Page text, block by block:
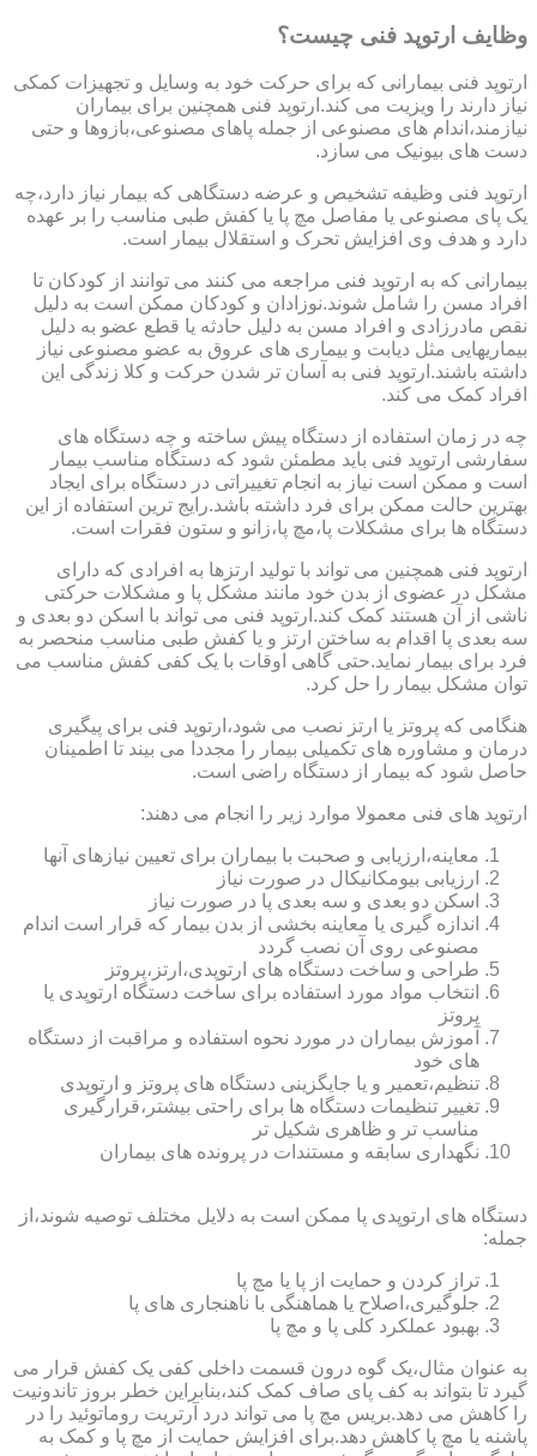
وظایف ارتوپد فنی چیست؟
ارتوپد فنی بیمارانی که برای حرکت خود به وسایل و تجهیزات کمکی
نیاز دارند را ویزیت می کند.ارتوپد فنی همچنین برای بیماران
نیازمند،اندام های مصنوعی از جمله پاهای مصنوعی،بازوها و حتی
دست های بیونیک می سازد.
ارتوپد فنی وظیفه تشخیص و عرضه دستگاهی که بیمار نیاز دارد،چه
یک پای مصنوعی یا مفاصل مچ پا یا کفش طبی مناسب را بر عهده
دارد و هدف وی افزایش تحرک و استقلال بیمار است.
بیمارانی که به ارتوپد فنی مراجعه می کنند می توانند از کودکان تا
افراد مسن را شامل شوند.نوزادان و کودکان ممکن است به دلیل
نقص مادرزادی و افراد مسن به دلیل حادثه یا قطع عضو به دلیل
بیماریهایی مثل دیابت و بیماری های عروق به عضو مصنوعی نیاز
داشته باشند.ارتوپد فنی به آسان تر شدن حرکت و کلا زندگی این
افراد کمک می کند.
چه در زمان استفاده از دستگاه پیش ساخته و چه دستگاه های
سفارشی ارتوپد فنی باید مطمئن شود که دستگاه مناسب بیمار
است و ممکن است نیاز به انجام تغییراتی در دستگاه برای ایجاد
بهترین حالت ممکن برای فرد داشته باشد.رایج ترین استفاده از این
دستگاه ها برای مشکلات پا،مچ پا،زانو و ستون فقرات است.
ارتوپد فنی همچنین می تواند با تولید ارتزها به افرادی که دارای
مشکل در عضوی از بدن خود مانند مشکل پا و مشکلات حرکتی
ناشی از آن هستند کمک کند.ارتوپد فنی می تواند با اسکن دو بعدی و
سه بعدی پا اقدام به ساختن ارتز و یا کفش طبی مناسب منحصر به
فرد برای بیمار نماید.حتی گاهی اوقات با یک کفی کفش مناسب می
توان مشکل بیمار را حل کرد.
هنگامی که پروتز یا ارتز نصب می شود،ارتوپد فنی برای پیگیری
درمان و مشاوره های تکمیلی بیمار را مجددا می بیند تا اطمینان
حاصل شود که بیمار از دستگاه راضی است.
ارتوپد های فنی معمولا موارد زیر را انجام می دهند:
معاینه،ارزیابی و صحبت با بیماران برای تعیین نیازهای آنها
ارزیابی بیومکانیکال در صورت نیاز
اسکن دو بعدی و سه بعدی پا در صورت نیاز
اندازه گیری یا معاینه بخشی از بدن بیمار که قرار است اندام
مصنوعی روی آن نصب گردد
طراحی و ساخت دستگاه های ارتوپدی،ارتز،پروتز
انتخاب مواد مورد استفاده برای ساخت دستگاه ارتوپدی یا
پروتز
آموزش بیماران در مورد نحوه استفاده و مراقبت از دستگاه
های خود
تنظیم،تعمیر و یا جایگزینی دستگاه های پروتز و ارتوپدی
تغییر تنظیمات دستگاه ها برای راحتی بیشتر،قرارگیری
مناسب تر و ظاهری شکیل تر
نگهداری سابقه و مستندات در پرونده های بیماران
دستگاه های ارتوپدی پا ممکن است به دلایل مختلف توصیه شوند،از
جمله:
تراز کردن و حمایت از پا یا مچ پا
جلوگیری،اصلاح یا هماهنگی با ناهنجاری های پا
بهبود عملکرد کلی پا و مچ پا
به عنوان مثال،یک گوه درون قسمت داخلی کفی یک کفش قرار می
گیرد تا بتواند به کف پای صاف کمک کند،بنابراین خطر بروز تاندونیت
را کاهش می دهد.بریس مچ پا می تواند درد آرتریت روماتوئید را در
پاشنه یا مچ پا کاهش دهد.برای افزایش حمایت از مچ پا و کمک به